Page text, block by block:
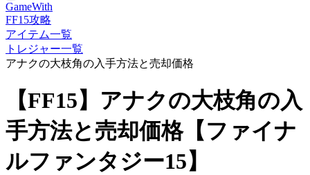
GameWith
FF15攻略
アイテム一覧
トレジャー一覧
アナクの大枝角の入手方法と売却価格
【FF15】アナクの大枝角の入
手方法と売却価格【ファイナ
ルファンタジー15】